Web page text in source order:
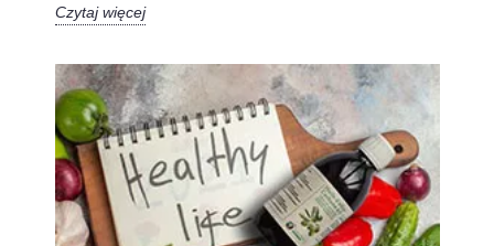
Czytaj więcej